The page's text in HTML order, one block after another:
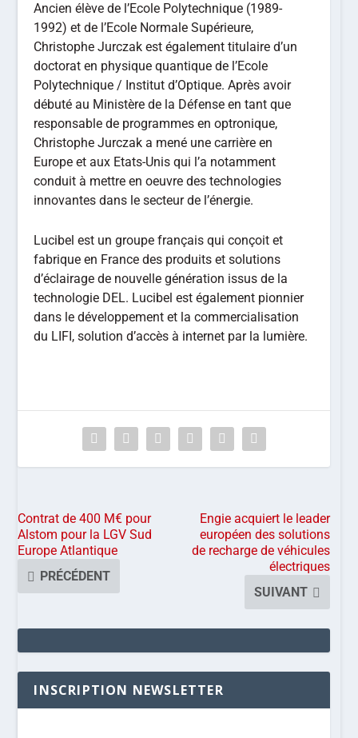
Ancien élève de l’Ecole Polytechnique (1989-
1992) et de l’Ecole Normale Supérieure,
Christophe Jurczak est également titulaire d’un
doctorat en physique quantique de l’Ecole
Polytechnique / Institut d’Optique. Après avoir
débuté au Ministère de la Défense en tant que
responsable de programmes en optronique,
Christophe Jurczak a mené une carrière en
Europe et aux Etats-Unis qui l’a notamment
conduit à mettre en oeuvre des technologies
innovantes dans le secteur de l’énergie.
Lucibel est un groupe français qui conçoit et
fabrique en France des produits et solutions
d’éclairage de nouvelle génération issus de la
technologie DEL. Lucibel est également pionnier
dans le développement et la commercialisation
du LIFI, solution d’accès à internet par la lumière.
Contrat de 400 M€ pour
Alstom pour la LGV Sud
Europe Atlantique
PRÉCÉDENT
Engie acquiert le leader
européen des solutions
de recharge de véhicules
électriques
SUIVANT
INSCRIPTION NEWSLETTER